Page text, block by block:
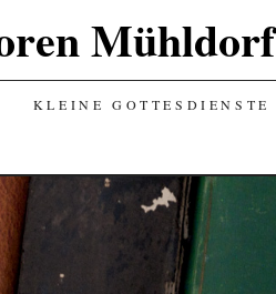
Mühldorf
KLEINE GOTTESDIENSTE